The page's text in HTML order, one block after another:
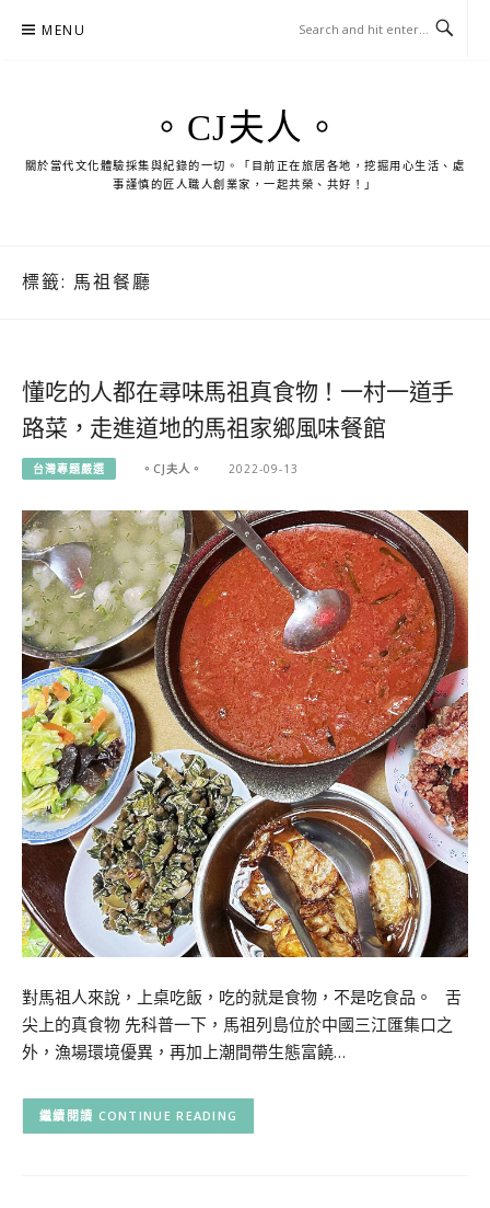
MENU
。CJ夫人。
關於當代文化體驗採集與紀錄的一切。「目前正在旅居各地，挖掘用心生活、處
事謹慎的匠人職人創業家，一起共榮、共好！」
標籤: 馬祖餐廳
懂吃的人都在尋味馬祖真食物！一村一道手
路菜，走進道地的馬祖家鄉風味餐館
台灣專題嚴選 。CJ夫人。 2022-09-13
對馬祖人來說，上桌吃飯，吃的就是食物，不是吃食品。 舌
尖上的真食物 先科普一下，馬祖列島位於中國三江匯集口之
外，漁場環境優異，再加上潮間帶生態富饒…
CONTINUE READING